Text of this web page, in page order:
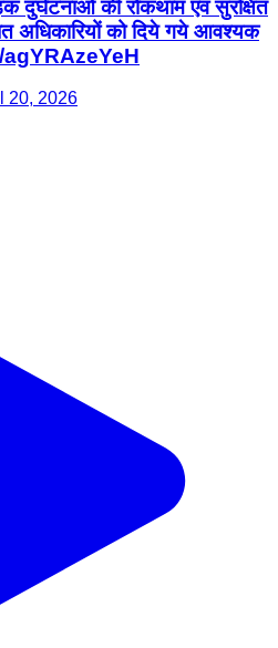
दुर्घटनाओं की रोकथाम एवं सुरक्षित
अधिकारियों को दिये गये आवश्यक
agYRAzeYeH
20, 2026